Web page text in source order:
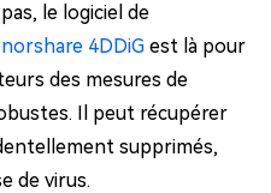
le logiciel de
4DDiG est là pour
des mesures de
Il peut récupérer
supprimés,
de virus.